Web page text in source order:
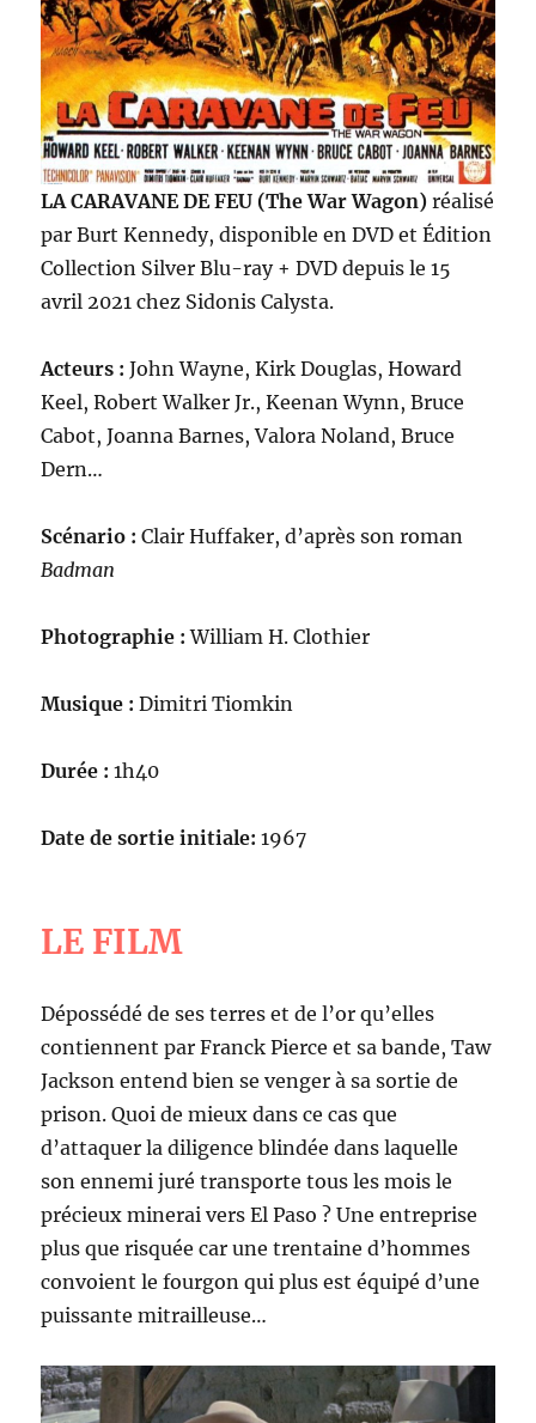
LA CARAVANE DE FEU (The War Wagon)réalisé
par Burt Kennedy, disponible en DVD et Édition
Collection Silver Blu-ray + DVD depuis le 15
avril 2021 chez Sidonis Calysta.
Acteurs : John Wayne, Kirk Douglas, Howard
Keel, Robert Walker Jr., Keenan Wynn, Bruce
Cabot, Joanna Barnes, Valora Noland, Bruce
Dern…
Scénario :Clair Huffaker, d’après son roman
Badman
Photographie : William H. Clothier
Musique :Dimitri Tiomkin
Durée : 1h40
Date de sortie initiale: 1967
LE FILM
Dépossédé de ses terres et de l’or qu’elles
contiennent par Franck Pierce et sa bande, Taw
Jackson entend bien se venger à sa sortie de
prison. Quoi de mieux dans ce cas que
d’attaquer la diligence blindée dans laquelle
son ennemi juré transporte tous les mois le
précieux minerai vers El Paso ? Une entreprise
plus que risquée car une trentaine d’hommes
convoient le fourgon qui plus est équipé d’une
puissante mitrailleuse…